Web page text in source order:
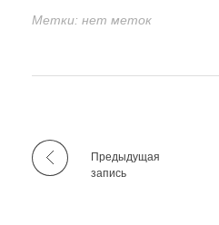
Метки: нет меток
Предыдущая
запись